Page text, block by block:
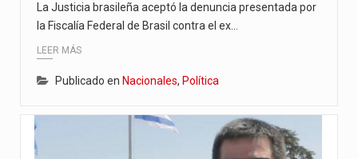
La Justicia brasileña aceptó la denuncia presentada por
la Fiscalía Federal de Brasil contra el ex…
LEER MÁS
Publicado en Nacionales, Política